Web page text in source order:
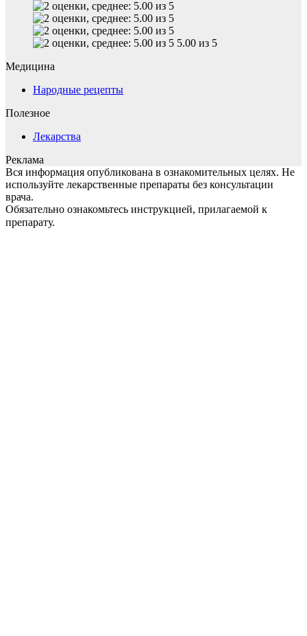
5.00 из 5
Медицина
Народные рецепты
Полезное
Лекарства
Реклама
Вся информация опубликована в ознакомительных целях. Не
используйте лекарственные препараты без консультации
врача.
Обязательно ознакомьтесь инструкцией, прилагаемой к
препарату.